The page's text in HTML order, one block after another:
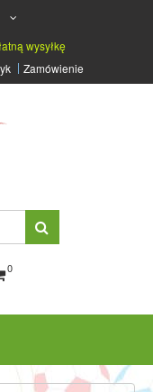
wysyłkę
Zamówienie
0